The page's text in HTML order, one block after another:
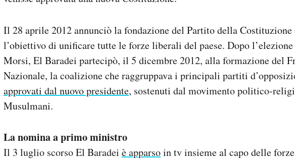
Il 28 aprile 2012 annunciò la fondazione del Partito della Costituzione
l’obiettivo di unificare tutte le forze liberali del paese. Dopo
Morsi, El Baradei partecipò, il 5 dicembre 2012, alla formazione del
Nazionale, la coalizione che raggruppava i principali partiti
approvati dal nuovo presidente, sostenuti dal movimento politico-
Musulmani.
La nomina a primo ministro
Il 3 luglio scorso El Baradei è apparsoin tv insieme al capo delle